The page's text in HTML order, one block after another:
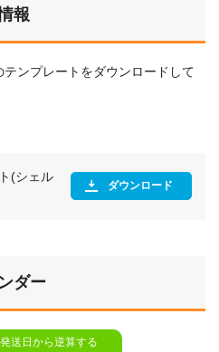
報
ンプレートをダウンロードして
(シェル
ダウンロード
ダー
発送日から逆算する